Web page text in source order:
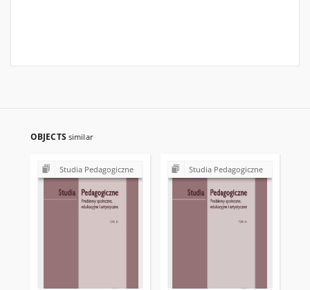
OBJECTS similar
Studia Pedagogiczne Studia Pedagogiczne